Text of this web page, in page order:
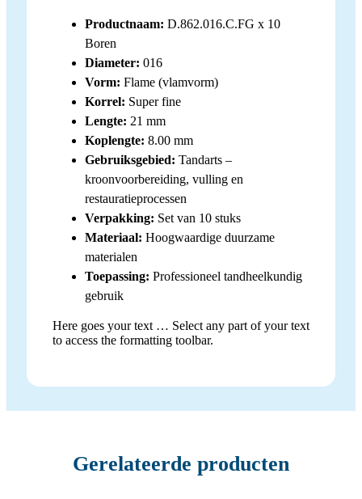
Productnaam: D.862.016.C.FG x 10
Boren
Diameter: 016
Vorm: Flame (vlamvorm)
Korrel: Super fine
Lengte: 21 mm
Koplengte: 8.00 mm
Gebruiksgebied: Tandarts –
kroonvoorbereiding, vulling en
restauratieprocessen
Verpakking: Set van 10 stuks
Materiaal: Hoogwaardige duurzame
materialen
Toepassing: Professioneel tandheelkundig
gebruik
Here goes your text … Select any part of your text
to access the formatting toolbar.
Gerelateerde producten